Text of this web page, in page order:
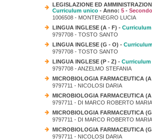
LEGISLAZIONE ED
Curriculum unico - Anno: 5 -
1006508 - MONTENEGRO LUCIA
LINGUA INGLESE (A - F) -
9797708 - TOSTO SANTO
LINGUA INGLESE (G - O) -
9797708 - TOSTO SANTO
LINGUA INGLESE (P - Z) -
9797708 - ANZELMO STEFANIA
MICROBIOLOGIA FARMACEUTICA
9797711 - NICOLOSI DARIA
MICROBIOLOGIA FARMACEUTICA
9797711 - DI MARCO ROBERTO
MICROBIOLOGIA FARMACEUTICA
9797711 - DI MARCO ROBERTO
MICROBIOLOGIA FARMACEUTICA
9797711 - NICOLOSI DARIA